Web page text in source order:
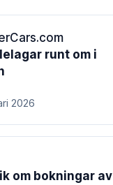
runt om i
2026
om bokningar av